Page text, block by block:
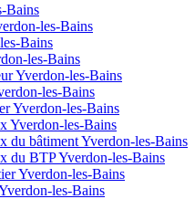
Bains
les-Bains
Bains
les-Bains
Yverdon-les-Bains
les-Bains
Yverdon-les-Bains
Yverdon-les-Bains
du bâtiment Yverdon-les-Bains
du BTP Yverdon-les-Bains
Yverdon-les-Bains
les-Bains